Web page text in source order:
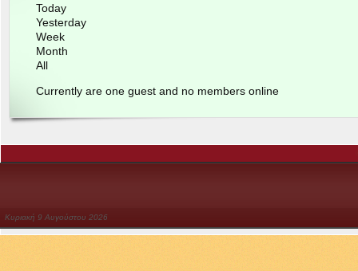
Today
Yes­ter­day
Week
Month
All
Cur­rently are one guest and no mem­bers online
Κυριακή 9 Αυγούστου 2026